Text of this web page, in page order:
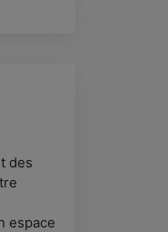
des
espace